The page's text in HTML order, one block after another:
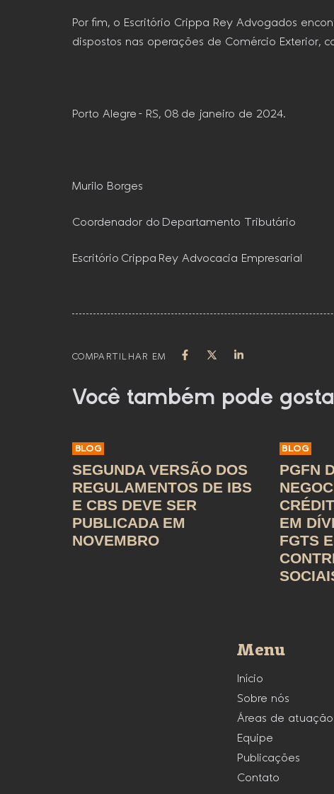
Por fim, o Escritório Crippa Rey Advogados
dispostos nas operações de Comércio Exterior,
Porto Alegre – RS, 08 de janeiro de 2024.
Murilo Borges
Coordenador do Departamento Tributário
Escritório Crippa Rey Advocacia Empresarial
COMPARTILHAR EM
Você também pode
BLOG
SEGUNDA VERSÃO DOS
REGULAMENTOS DE IBS
E CBS DEVE SER
PUBLICADA EM
NOVEMBRO
BLOG
PGFN
EM
FGTS
Menu
Início
Sobre nós
Áreas de atuação
Equipe
Publicações
Contato